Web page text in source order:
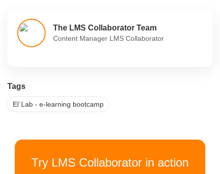
The LMS Collaborator Team
Content Manager LMS Collaborator
Tags
El`Lab - e-learning bootcamp
Try LMS Collaborator in action